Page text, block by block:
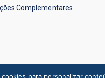
Complementares